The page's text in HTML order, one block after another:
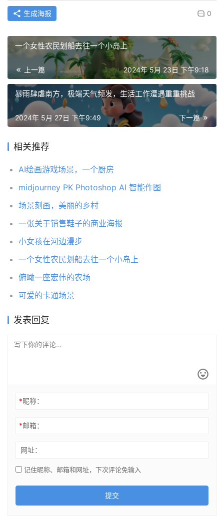
生成海报 0
一个女性农民划船去往一个小岛上
上一篇 2024年 5月 23日 下午9:18
暴雨肆虐南方，极端天气频发，生活工作遭遇重重挑战
下一篇
2024年 5月 27日 下午9:49
相关推荐
AI绘画游戏场景，一个厨房
midjourney PK Photoshop AI 智能作图
场景刻画，美丽的乡村
一张关于销售鞋子的商业海报
小女孩在河边漫步
一个女性农民划船去往一个小岛上
俯瞰一座宏伟的农场
可爱的卡通场景
发表回复
*昵称：
*邮箱：
网址：
记住昵称、邮箱和网址，下次评论免输入
提交